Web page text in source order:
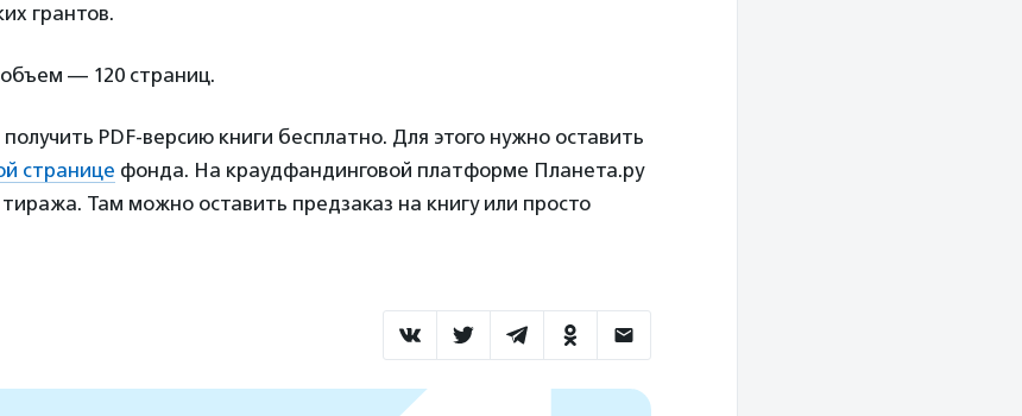
грантов.
— 120 страниц.
PDF-версию книги бесплатно. Для этого нужно оставить
странице фонда. На краудфандинговой платформе Планета.ру
Там можно оставить предзаказ на книгу или просто